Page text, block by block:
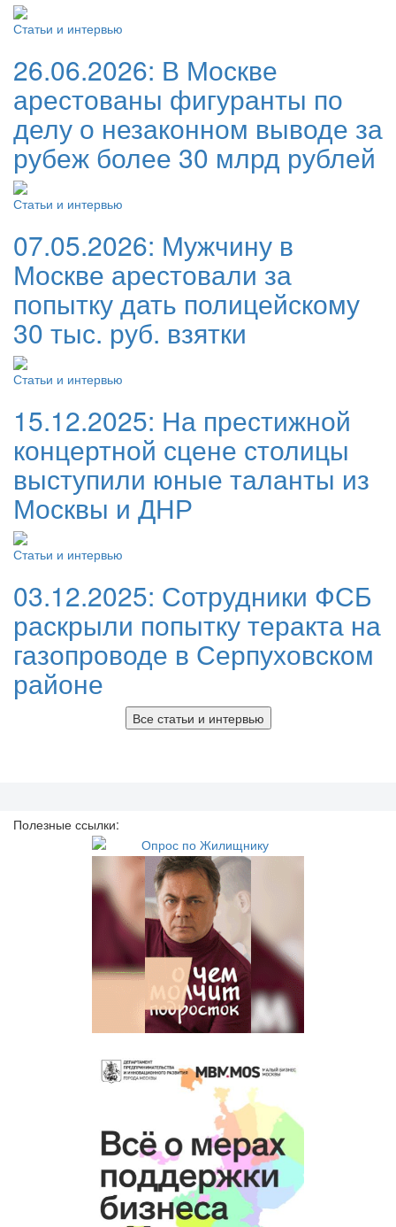
Статьи и интервью
26.06.2026: В Москве
арестованы фигуранты по
делу о незаконном выводе за
рубеж более 30 млрд рублей
Статьи и интервью
07.05.2026: Мужчину в
Москве арестовали за
попытку дать полицейскому
30 тыс. руб. взятки
Статьи и интервью
15.12.2025: На престижной
концертной сцене столицы
выступили юные таланты из
Москвы и ДНР
Статьи и интервью
03.12.2025: Сотрудники ФСБ
раскрыли попытку теракта на
газопроводе в Серпуховском
районе
Все статьи и интервью
Полезные ссылки: